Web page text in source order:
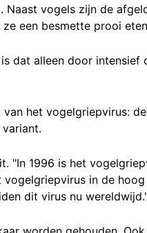
Naast vogels zijn de
een besmette prooi
dat alleen door intensief
van het vogelgriepvirus: de
"In 1996 is het
in de
dit virus nu